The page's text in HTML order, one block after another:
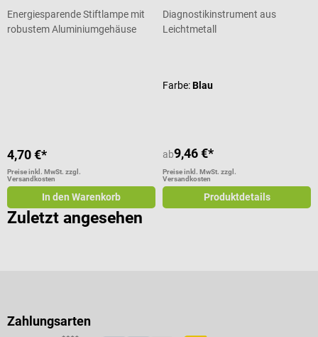
Energiesparende Stiftlampe mit
robustem Aluminiumgehäuse
4,70 €*
Preise inkl. MwSt. zzgl.
Versandkosten
In den Warenkorb
Diagnostikinstrument aus
Leichtmetall
Farbe:Blau
ab9,46 €*
Preise inkl. MwSt. zzgl.
Versandkosten
Produktdetails
Zuletzt angesehen
Zahlungsarten